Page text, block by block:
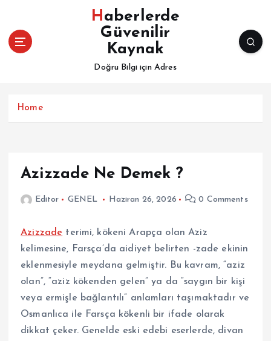
Haberlerde
Güvenilir
Kaynak
Doğru Bilgi için Adres
Home
Azizzade Ne Demek ?
Editor GENEL Haziran 26, 2026 0 Comments
Azizzade terimi, kökeni Arapça olan Aziz
kelimesine, Farsça’da aidiyet belirten -zade ekinin
eklenmesiyle meydana gelmiştir. Bu kavram, “aziz
olan”, “aziz kökenden gelen” ya da “saygın bir kişi
veya ermişle bağlantılı” anlamları taşımaktadır ve
Osmanlıca ile Farsça kökenli bir ifade olarak
dikkat çeker. Genelde eski edebi eserlerde, divan